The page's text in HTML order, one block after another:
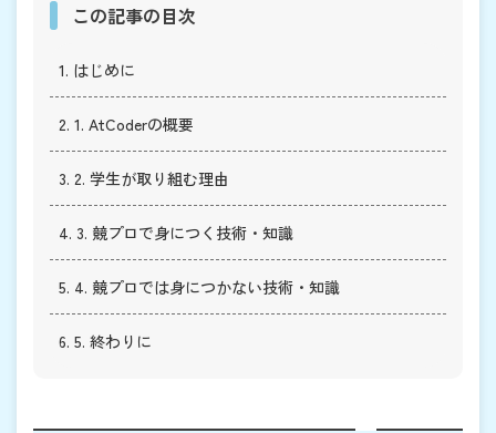
この記事の目次
1. はじめに
2. 1. AtCoderの概要
3. 2. 学生が取り組む理由
4. 3. 競プロで身につく技術・知識
5. 4. 競プロでは身につかない技術・知識
6. 5. 終わりに